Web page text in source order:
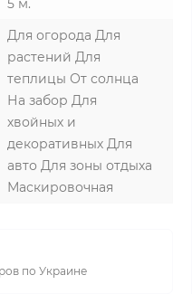
Для огорода Для
растений Для
теплицы От солнца
На забор Для
хвойных и
декоративных Для
авто Для зоны отдыха
Маскировочная
по Украине